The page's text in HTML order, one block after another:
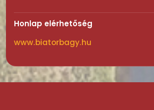
Honlap elérhetőség
www.biatorbagy.hu